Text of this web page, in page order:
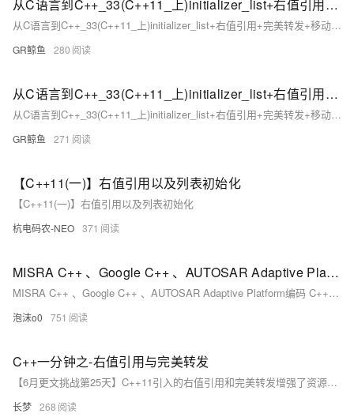
从C语言到C++_33(C++11_上)initializer_list+右值引用+完美转发+移动构造/赋值（上）
从C语言到C++_33(C++11_上)initializer_list+右值引用+完美转发+移动构造/赋值
GR鲸鱼 280
从C语言到C++_33(C++11_上)initializer_list+右值引用+完美转发+移动构造/赋值（下）
从C语言到C++_33(C++11_上)initializer_list+右值引用+完美转发+移动构造/赋值
GR鲸鱼 271
【C++11(一)】右值引用以及列表初始化
【C++11(一)】右值引用以及列表初始化
杭电码农-NEO 371
MISRA C++ 、Google C++ 、AUTOSAR Adaptive Platform编码 C++ 规范总结
MISRA C++ 、Google C++ 、AUTOSAR Adaptive Platform编码 C++ 规范总结
泡沫o0 751
C++一分钟之-右值引用与完美转发
【6月更文挑战第25天】C++11引入的右值引用和完美转发增强了资源管理和模板灵活性。右值引用(`&&`)用于绑定临时对象，支持移动语义，减少拷贝。移动构造和赋值允许有效“窃取”资源。完美转发通过`std::forward`保持参数原样传递，适用于通用模板。常见问题包括误解右值引用只能绑定临时对象，误用`std::forward`，忽视`noexcept`和过度使用`std::move`。高效技巧涉及利用右值引用优化容器操作，使用完美转发构造函数和创建通用工厂函数。掌握这些特性能提升代码效率和泛型编程能力。
长梦 268